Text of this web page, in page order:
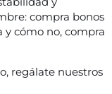
compra bonos
y cómo no, compra
regálate nuestros